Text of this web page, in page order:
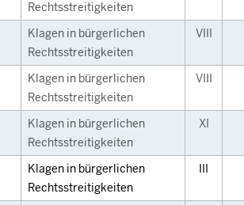
Rechtsstreitigkeiten
Klagen in bürgerlichen
Rechtsstreitigkeiten
VIII
Klagen in bürgerlichen
Rechtsstreitigkeiten
VIII
Klagen in bürgerlichen
Rechtsstreitigkeiten
XI
Klagen in bürgerlichen
Rechtsstreitigkeiten
III